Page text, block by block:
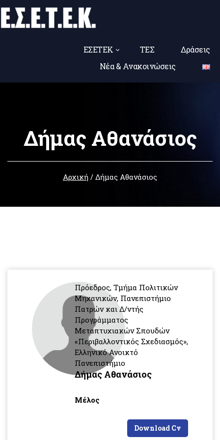
ΕΣΕΤΕΚ ΤΕΣ
Δράσεις
Νέα & Ανακοινώσεις
Δήμας Αθανάσιος
Αρχική / Δήμας Αθανάσιος
Πρόεδρος, Τμήμα Πολιτικών
Μηχανικών, Πανεπιστήμιο
Πατρών και Δ/ντής
Προγράμματος
Μεταπτυχιακών Σπουδών
«Περιβαλλοντικός Σχεδιασμός»,
Ελληνικό Ανοικτό
Πανεπιστήμιο
Δήμας Αθανάσιος
Μέλος
Download Cv